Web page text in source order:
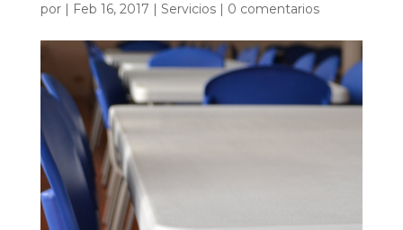
por | Feb 16, 2017 | Servicios| 0 comentarios